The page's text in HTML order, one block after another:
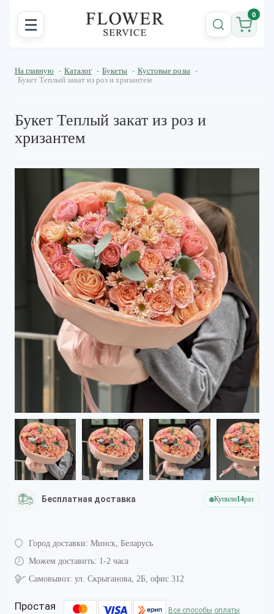
☰ 0
На главную - Каталог - Букеты - Кустовые розы -
Букет Теплый закат из роз и хризантем
Букет Теплый закат из роз и
хризантем
Бесплатная доставка Купили14раз
Город доставки: Минск, Беларусь
Можем доставить: 1-2 часа
Самовывоз: ул. Скрыганова, 2Б, офис 312
Простая
Все способы оплаты